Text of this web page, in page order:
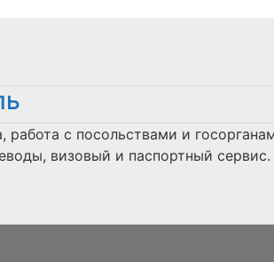
работа с посольствами и
визовый и паспортный сервис.